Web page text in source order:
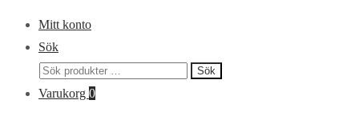
Mitt konto
Sök
Sök
efter:
Sök
Varukorg 0